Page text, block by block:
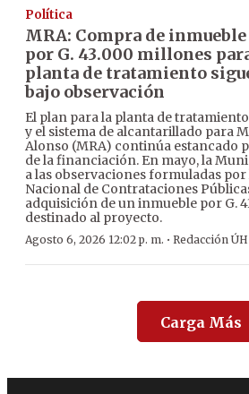
Política
MRA: Compra de inmueble
por G. 43.000 millones
planta de tratamiento
bajo observación
El plan para la planta de
y el sistema de alcantarillado para
Alonso (MRA) continúa estancado
de la financiación. En mayo, la
a las observaciones formuladas
Nacional de Contrataciones
adquisición de un inmueble por G.
destinado al proyecto.
Agosto 6, 2026 12:02 p. m. · Redacción ÚH
Carga Más